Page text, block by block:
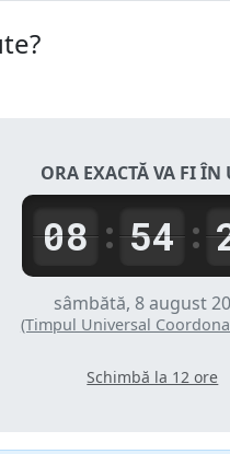
ORA EXACTĂ VA FI ÎN
08 : 54 :
sâmbătă, 8 august
(Timpul Universal
Schimbă la 12 ore